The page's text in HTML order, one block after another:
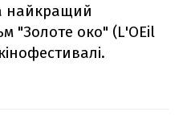
найкращий
"Золоте око" (L'OEil